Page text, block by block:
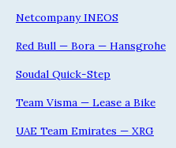
Netcompany INEOS
Red Bull — Bora — Hansgrohe
Soudal Quick-Step
Team Visma — Lease a Bike
UAE Team Emirates — XRG